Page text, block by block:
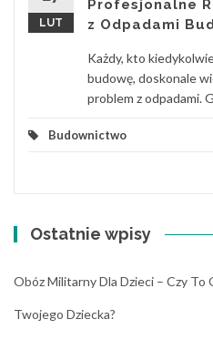
LUT
Profesjonalne
z Odpadami
Każdy, kto
budowę, doskonale
problem z odpadami.
Budownictwo
Ostatnie wpisy
Obóz Militarny Dla Dzieci – Czy To
Twojego Dziecka?